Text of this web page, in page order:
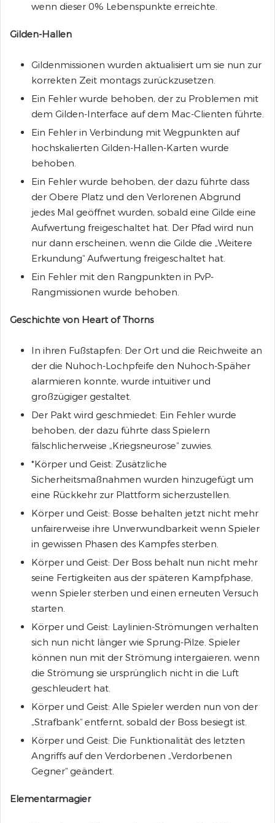
wenn dieser 0% Lebenspunkte erreichte.
Gilden-Hallen
Gildenmissionen wurden aktualisiert um sie nun zur
korrekten Zeit montags zurückzusetzen.
Ein Fehler wurde behoben, der zu Problemen mit
dem Gilden-Interface auf dem Mac-Clienten führte.
Ein Fehler in Verbindung mit Wegpunkten auf
hochskalierten Gilden-Hallen-Karten wurde
behoben.
Ein Fehler wurde behoben, der dazu führte dass
der Obere Platz und den Verlorenen Abgrund
jedes Mal geöffnet wurden, sobald eine Gilde eine
Aufwertung freigeschaltet hat. Der Pfad wird nun
nur dann erscheinen, wenn die Gilde die „Weitere
Erkundung“ Aufwertung freigeschaltet hat.
Ein Fehler mit den Rangpunkten in PvP-
Rangmissionen wurde behoben.
Geschichte von Heart of Thorns
In ihren Fußstapfen: Der Ort und die Reichweite an
der die Nuhoch-Lochpfeife den Nuhoch-Späher
alarmieren konnte, wurde intuitiver und
großzügiger gestaltet.
Der Pakt wird geschmiedet: Ein Fehler wurde
behoben, der dazu führte dass Spielern
fälschlicherweise „Kriegsneurose“ zuwies.
*Körper und Geist: Zusätzliche
Sicherheitsmaßnahmen wurden hinzugefügt um
eine Rückkehr zur Plattform sicherzustellen.
Körper und Geist: Bosse behalten jetzt nicht mehr
unfairerweise ihre Unverwundbarkeit wenn Spieler
in gewissen Phasen des Kampfes sterben.
Körper und Geist: Der Boss behalt nun nicht mehr
seine Fertigkeiten aus der späteren Kampfphase,
wenn Spieler sterben und einen erneuten Versuch
starten.
Körper und Geist: Laylinien-Strömungen verhalten
sich nun nicht länger wie Sprung-Pilze. Spieler
können nun mit der Strömung intergaieren, wenn
die Strömung sie ursprünglich nicht in die Luft
geschleudert hat.
Körper und Geist: Alle Spieler werden nun von der
„Strafbank“ entfernt, sobald der Boss besiegt ist.
Körper und Geist: Die Funktionalität des letzten
Angriffs auf den Verdorbenen „Verdorbenen
Gegner“ geändert.
Elementarmagier